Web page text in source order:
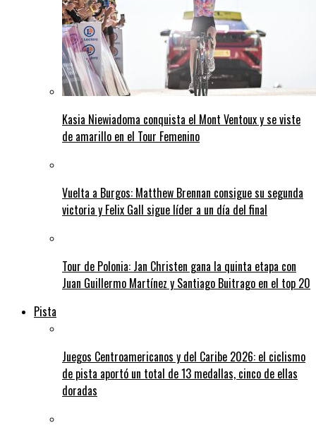
Kasia Niewiadoma conquista el Mont Ventoux y se viste
de amarillo en el Tour Femenino
Vuelta a Burgos: Matthew Brennan consigue su segunda
victoria y Felix Gall sigue líder a un día del final
Tour de Polonia: Jan Christen gana la quinta etapa con
Juan Guillermo Martínez y Santiago Buitrago en el top 20
Pista
Juegos Centroamericanos y del Caribe 2026: el ciclismo
de pista aportó un total de 13 medallas, cinco de ellas
doradas